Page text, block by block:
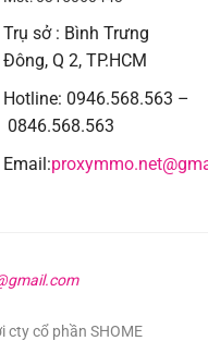
Trụ sở : Bình Trưng
Đông, Q 2, TP.HCM
Hotline: 0946.568.563 –
0846.568.563
Email:
cty cổ phần SHOME